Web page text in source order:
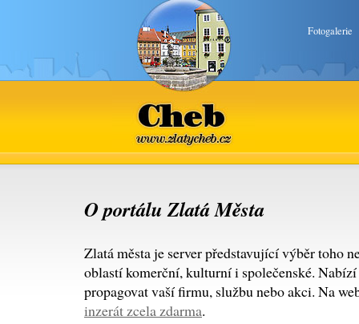
Fotogalerie
Cheb
www.zlatycheb.cz
O portálu Zlatá Města
Zlatá města je server představující výběr toho
oblastí komerční, kulturní i společenské.
propagovat vaší firmu, službu nebo akci. Na
inzerát zcela zdarma.